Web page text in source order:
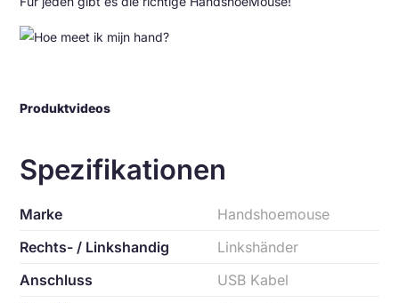
Produktvideos
Spezifikationen
Marke
Handshoemouse
Rechts- / Linkshandig
Linkshänder
Anschluss
USB Kabel